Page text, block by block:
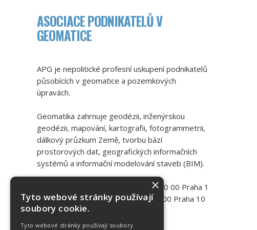
ASOCIACE PODNIKATELŮ V
GEOMATICE
APG je nepolitické profesní uskupení podnikatelů
působících v geomatice a pozemkových
úpravách.
Geomatika zahrnuje geodézii, inženýrskou
geodézii, mapování, kartografii, fotogrammetrii,
dálkový průzkum Země, tvorbu bází
prostorových dat, geografických informačních
systémů a informační modelování staveb (BIM).
Novotného lávka 200/5, 110 00 Praha 1
Kancelář:Bohdalecká 1460/8, 101 00 Praha 10
Kontakt: +420 603 240 535
E-mail:info@apgeo.cz
×
Tyto webové stránky používají
soubory cookie.
Tyto webové stránky používají soubory